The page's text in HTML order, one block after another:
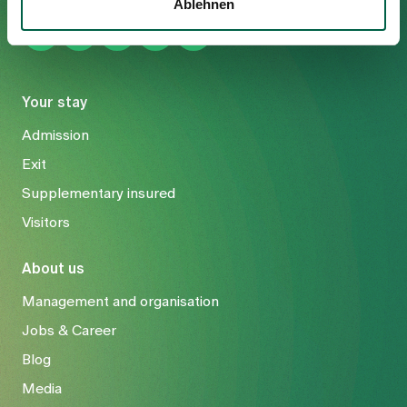
Ablehnen
Your stay
Admission
Exit
Supplementary insured
Visitors
About us
Management and organisation
Jobs & Career
Blog
Media